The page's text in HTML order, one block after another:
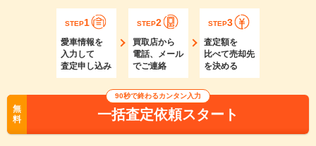
STEP1
愛車情報を
入力して
査定申し込み
STEP2
買取店から
電話、メール
でご連絡
STEP3
査定額を
比べて売却先
を決める
無
料
90秒で終わるカンタン入力
一括査定依頼スタート